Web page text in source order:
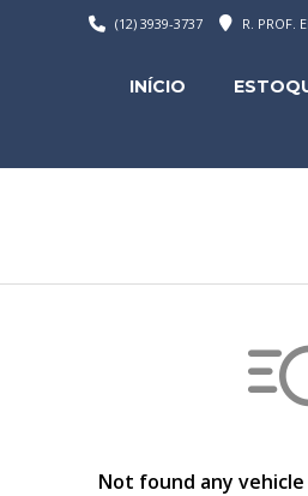
R. PROF.
(12) 3939-3737
INÍCIO
Not found any